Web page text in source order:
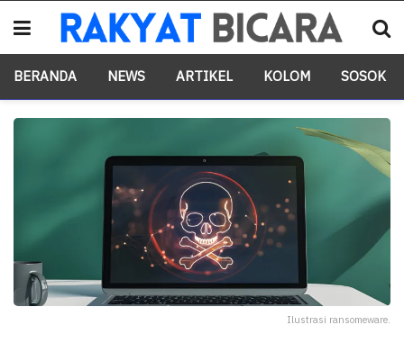
BERANDA NEWS ARTIKEL KOLOM SOSOK
Ilustrasi ransomeware.